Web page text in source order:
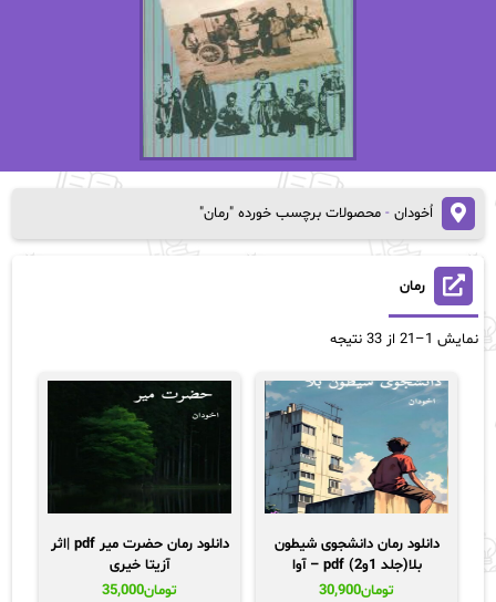
اُخودان- محصولات برچسب خورده "رمان"
رمان
نمایش 1–21 از 33 نتیجه
Sorted
popularity
دانلود رمان دانشجوی شیطون
بلا(جلد 1و2) pdf – آوا
تومان30,900
دانلود رمان حضرت میر pdf |اثر
آزیتا خیری
تومان35,000